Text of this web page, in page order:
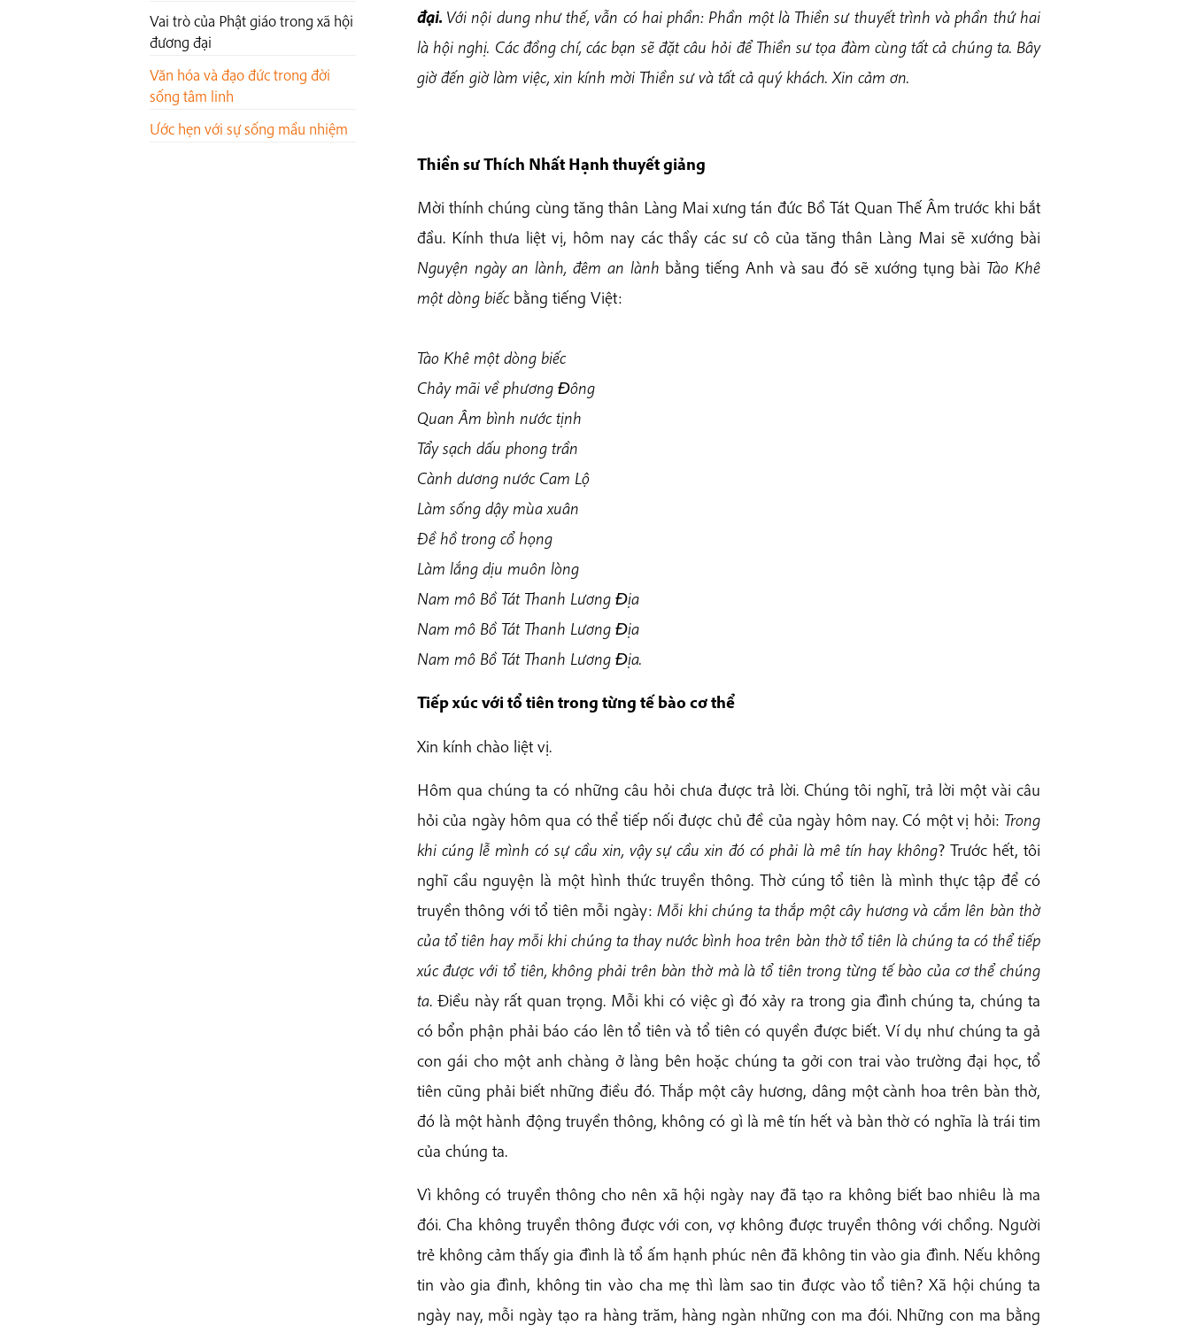
Vai trò của Phật giáo trong xã hội
đương đại
Văn hóa và đạo đức trong đời
sống tâm linh
Ước hẹn với sự sống mầu nhiệm
đại.Với nội dung như thế, vẫn có hai phần: Phần một là Thiền sư thuyết trình và phần thứ hai
là hội nghị. Các đồng chí, các bạn sẽ đặt câu hỏi để Thiền sư tọa đàm cùng tất cả chúng ta. Bây
giờ đến giờ làm việc, xin kính mời Thiền sư và tất cả quý khách. Xin cảm ơn.
Thiền sư Thích Nhất Hạnh thuyết giảng
Mời thính chúng cùng tăng thân Làng Mai xưng tán đức Bồ Tát Quan Thế Âm trước khi bắt
đầu. Kính thưa liệt vị, hôm nay các thầy các sư cô của tăng thân Làng Mai sẽ xướng bài
Nguyện ngày an lành, đêm an lành bằng tiếng Anh và sau đó sẽ xướng tụng bài Tào Khê
một dòng biếcbằng tiếng Việt:
Tào Khê một dòng biếc
Chảy mãi về phương Ðông
Quan Âm bình nước tịnh
Tẩy sạch dấu phong trần
Cành dương nước Cam Lộ
Làm sống dậy mùa xuân
Đề hồ trong cổ họng
Làm lắng dịu muôn lòng
Nam mô Bồ Tát Thanh Lương Ðịa
Nam mô Bồ Tát Thanh Lương Ðịa
Nam mô Bồ Tát Thanh Lương Ðịa.
Tiếp xúc với tổ tiên trong từng tế bào cơ thể
Xin kính chào liệt vị.
Hôm qua chúng ta có những câu hỏi chưa được trả lời. Chúng tôi nghĩ, trả lời một vài câu
hỏi của ngày hôm qua có thể tiếp nối được chủ đề của ngày hôm nay. Có một vị hỏi: Trong
khi cúng lễ mình có sự cầu xin, vậy sự cầu xin đó có phải là mê tín hay không? Trước hết, tôi
nghĩ cầu nguyện là một hình thức truyền thông. Thờ cúng tổ tiên là mình thực tập để có
truyền thông với tổ tiên mỗi ngày:Mỗi khi chúng ta thắp một cây hương và cắm lên bàn thờ
của tổ tiên hay mỗi khi chúng ta thay nước bình hoa trên bàn thờ tổ tiên là chúng ta có thể tiếp
xúc được với tổ tiên, không phải trên bàn thờ mà là tổ tiên trong từng tế bào của cơ thể chúng
ta. Điều này rất quan trọng. Mỗi khi có việc gì đó xảy ra trong gia đình chúng ta, chúng ta
có bổn phận phải báo cáo lên tổ tiên và tổ tiên có quyền được biết. Ví dụ như chúng ta gả
con gái cho một anh chàng ở làng bên hoặc chúng ta gởi con trai vào trường đại học, tổ
tiên cũng phải biết những điều đó. Thắp một cây hương, dâng một cành hoa trên bàn thờ,
đó là một hành động truyền thông, không có gì là mê tín hết và bàn thờ có nghĩa là trái tim
của chúng ta.
Vì không có truyền thông cho nên xã hội ngày nay đã tạo ra không biết bao nhiêu là ma
đói. Cha không truyền thông được với con, vợ không được truyền thông với chồng. Người
trẻ không cảm thấy gia đình là tổ ấm hạnh phúc nên đã không tin vào gia đình. Nếu không
tin vào gia đình, không tin vào cha mẹ thì làm sao tin được vào tổ tiên? Xã hội chúng ta
ngày nay, mỗi ngày tạo ra hàng trăm, hàng ngàn những con ma đói. Những con ma bằng